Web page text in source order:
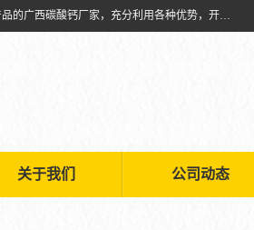
兴安南国金磊粉体厂是从事生产：复合碱批发、氧化钙批发、超细氧化钙、*复合碱、高活性氧化钙等产品的广西碳酸钙厂家，充分利用各种优势，开拓创新，逐步建立了现代企业管理体系，科学.规范的生产体系，严谨的产品质量控制体系，完备的产品质量检验体系。
关于我们 公司动态